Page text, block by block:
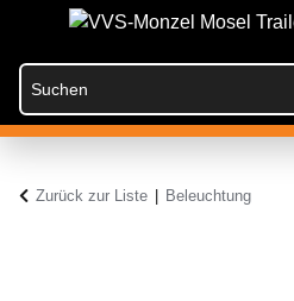
Zurück zur Liste Beleuchtung